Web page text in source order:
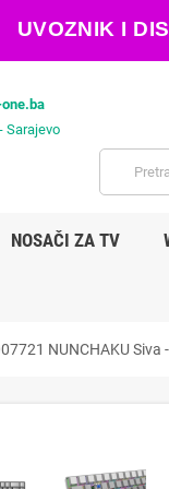
UVOZNIK I
NOSAČI ZA TV
NUNCHAKU Siva